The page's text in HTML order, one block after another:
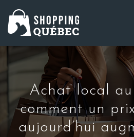
Achat local
comment un
aujourd’hui